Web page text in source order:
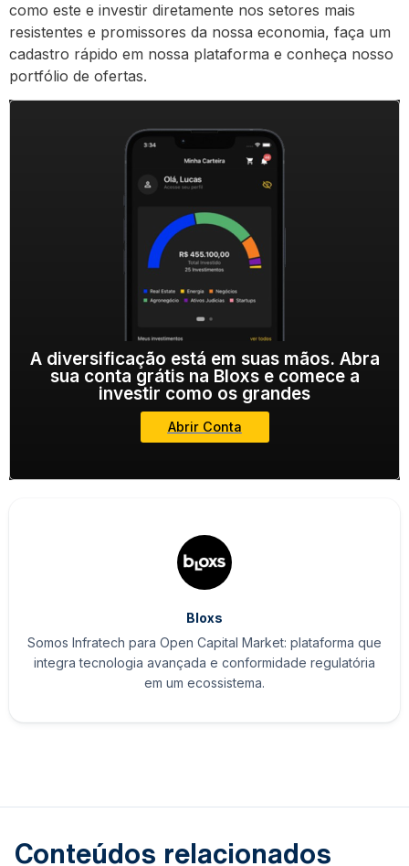
como este e investir diretamente nos setores mais
resistentes e promissores da nossa economia, faça um
cadastro rápido em nossa plataforma e conheça nosso
portfólio de ofertas.
A diversificação está em suas mãos. Abra
sua conta grátis na Bloxs e comece a
investir como os grandes
Abrir Conta
Bloxs
Somos Infratech para Open Capital Market: plataforma que
integra tecnologia avançada e conformidade regulatória
em um ecossistema.
Conteúdos relacionados